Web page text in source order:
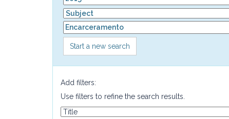
Start a new search
Add filters:
Use filters to refine the search results.